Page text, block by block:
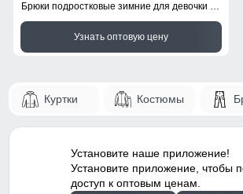
Брюки подростковые зимние для девочки УЦЕНКА фиолетового цвета 0934F
Узнать оптовую цену
Куртки Костюмы
Установите наше приложение!
Установите приложение, чтобы
доступ к оптовым ценам.